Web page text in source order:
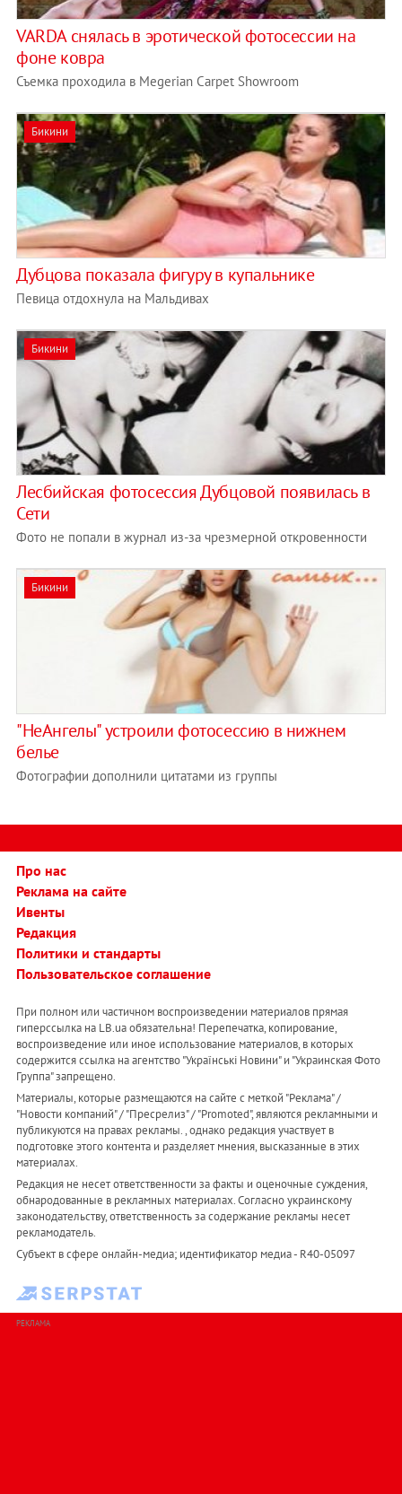
VARDA снялась в эротической фотосессии на
фоне ковра
Съемка проходила в Megerian Carpet Showroom
Бикини
Дубцова показала фигуру в купальнике
Певица отдохнула на Мальдивах
Бикини
Лесбийская фотосессия Дубцовой появилась в
Сети
Фото не попали в журнал из-за чрезмерной откровенности
Бикини
"НеАнгелы" устроили фотосессию в нижнем
белье
Фотографии дополнили цитатами из группы
Про нас
Реклама на сайте
Ивенты
Редакция
Политики и стандарты
Пользовательское соглашение
При полном или частичном воспроизведении материалов прямая
гиперссылка на LB.ua обязательна! Перепечатка, копирование,
воспроизведение или иное использование материалов, в которых
содержится ссылка на агентство "Українськi Новини" и "Украинская Фото
Группа" запрещено.
Материалы, которые размещаются на сайте с меткой "Реклама" /
"Новости компаний" / "Пресрелиз" / "Promoted", являются рекламными и
публикуются на правах рекламы. , однако редакция участвует в
подготовке этого контента и разделяет мнения, высказанные в этих
материалах.
Редакция не несет ответственности за факты и оценочные суждения,
обнародованные в рекламных материалах. Согласно украинскому
законодательству, ответственность за содержание рекламы несет
рекламодатель.
Субъект в сфере онлайн-медиа; идентификатор медиа - R40-05097
РЕКЛАМА